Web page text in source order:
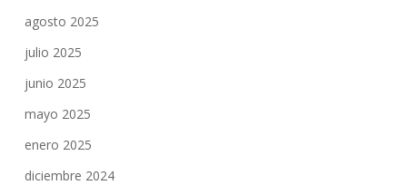
agosto 2025
julio 2025
junio 2025
mayo 2025
enero 2025
diciembre 2024